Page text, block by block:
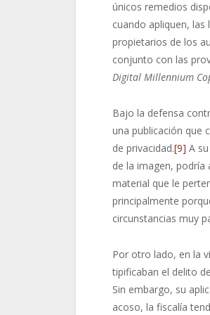
únicos remedios
cuando apliquen,
propietarios de los
conjunto con las
Digital Millennium
Bajo la defensa
una publicación que
de privacidad.[9] A
de la imagen,
material que le
principalmente
circunstancias muy
Por otro lado, en la
tipificaban el delito
Sin embargo, su
acoso, la fiscalía